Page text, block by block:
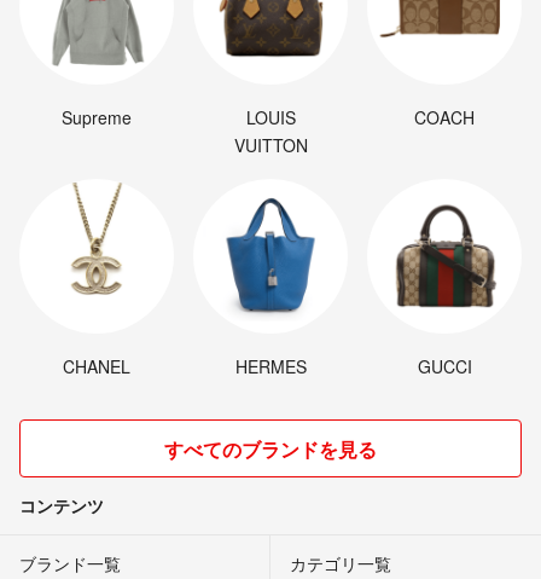
Supreme
LOUIS
VUITTON
COACH
CHANEL HERMES GUCCI
すべてのブランドを見る
コンテンツ
ブランド一覧 カテゴリ一覧